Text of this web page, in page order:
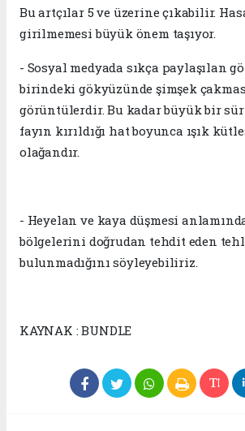
Bu artçılar 5 ve üzerine çıkabilir.
girilmemesi büyük önem taşıyor.
- Sosyal medyada sıkça paylaşılan
birindeki gökyüzünde şimşek
görüntülerdir. Bu kadar büyük bir
fayın kırıldığı hat boyunca ışık
olağandır.
- Heyelan ve kaya düşmesi
bölgelerini doğrudan tehdit eden
bulunmadığını söyleyebiliriz.
KAYNAK : BUNDLE